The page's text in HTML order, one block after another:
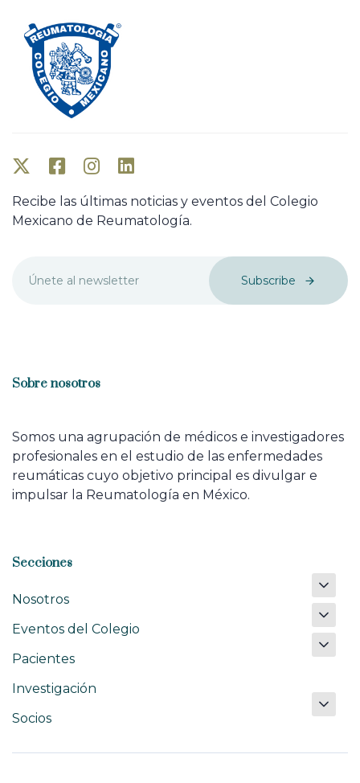
Recibe las últimas noticias y eventos del Colegio
Mexicano de Reumatología.
Subscribe
Sobre nosotros
Somos una agrupación de médicos e investigadores
profesionales en el estudio de las enfermedades
reumáticas cuyo objetivo principal es divulgar e
impulsar la Reumatología en México.
Secciones
Nosotros
Eventos del Colegio
Pacientes
Investigación
Socios